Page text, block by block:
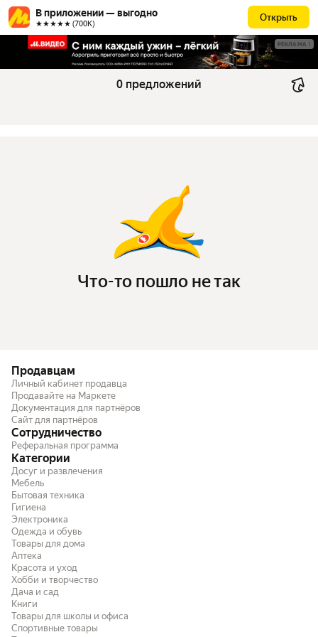
В приложении — выгодно
★★★★★ (700К)
Открыть
РЕКЛАМА
0 предложений
Что-то пошло не так
Продавцам
Личный кабинет продавца
Продавайте на Маркете
Документация для партнёров
Сайт для партнёров
Сотрудничество
Реферальная программа
Категории
Досуг и развлечения
Мебель
Бытовая техника
Гигиена
Электроника
Одежда и обувь
Товары для дома
Аптека
Красота и уход
Хобби и творчество
Дача и сад
Книги
Товары для школы и офиса
Спортивные товары